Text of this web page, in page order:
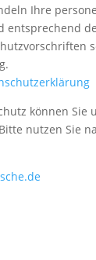
Ihre
entsprechend
können Sie
nutzen Sie